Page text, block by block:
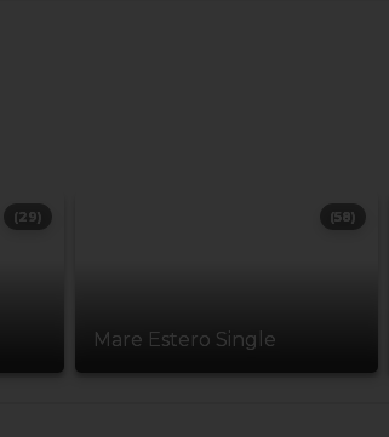
(29)
Mare Estero Single
(58)